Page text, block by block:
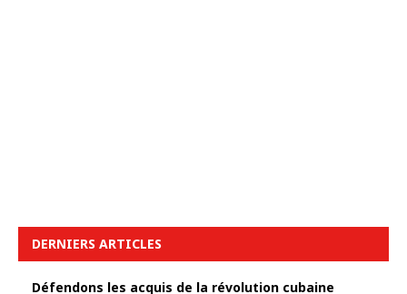
DERNIERS ARTICLES
Défendons les acquis de la révolution cubaine